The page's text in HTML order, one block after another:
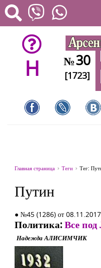
H №30
[1723]
Главная страница Теги Тег:
Путин
● №45 (1286) от 08.11.2017
Политика:Все
Надежда АЛИСИМЧИК